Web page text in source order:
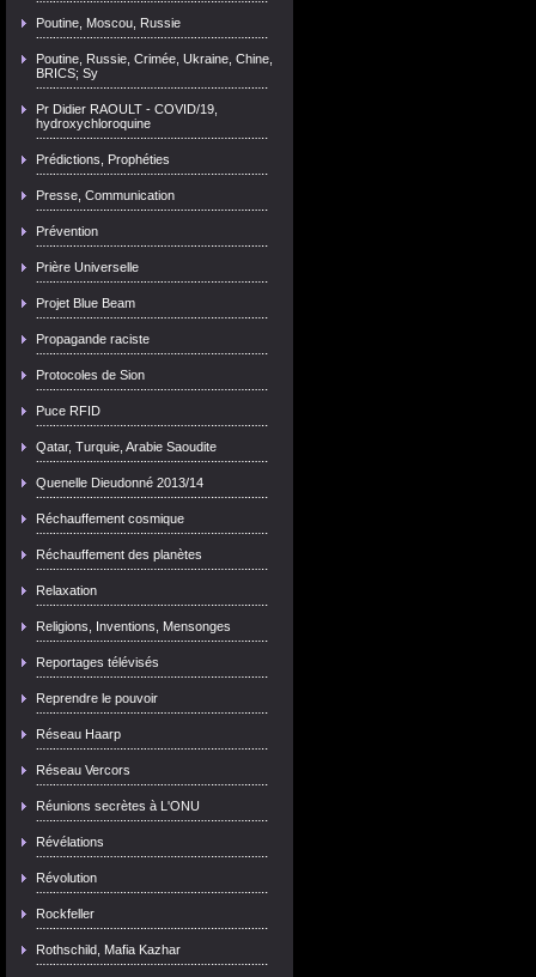
Poutine, Moscou, Russie
Poutine, Russie, Crimée, Ukraine, Chine,
BRICS; Sy
Pr Didier RAOULT - COVID/19,
hydroxychloroquine
Prédictions, Prophéties
Presse, Communication
Prévention
Prière Universelle
Projet Blue Beam
Propagande raciste
Protocoles de Sion
Puce RFID
Qatar, Turquie, Arabie Saoudite
Quenelle Dieudonné 2013/14
Réchauffement cosmique
Réchauffement des planètes
Relaxation
Religions, Inventions, Mensonges
Reportages télévisés
Reprendre le pouvoir
Réseau Haarp
Réseau Vercors
Réunions secrètes à L'ONU
Révélations
Révolution
Rockfeller
Rothschild, Mafia Kazhar